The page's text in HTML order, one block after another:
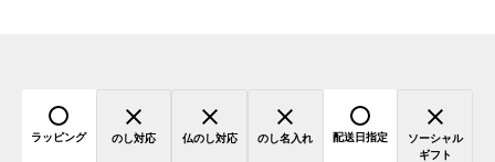
ラッピング のし対応 仏のし対応 のし名入れ 配送日指定
ソーシャル
ギフト